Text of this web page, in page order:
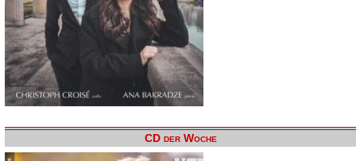
CD der Woche